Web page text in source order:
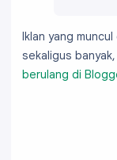
Iklan yang
sekaligus
berulang di